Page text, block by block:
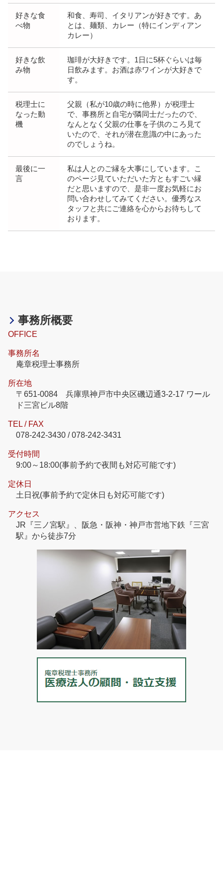
好きな食
べ物
和食、寿司、イタリアンが好きです。あ
とは、麺類、カレー（特にインディアン
カレー）
好きな飲
み物
珈琲が大好きです。1日に5杯ぐらいは毎
日飲みます。お酒は赤ワインが大好きで
す。
税理士に
なった動
機
父親（私が10歳の時に他界）が税理士
で、事務所と自宅が隣同士だったので、
なんとなく父親の仕事を子供のころ見て
いたので、それが潜在意識の中にあった
のでしょうね。
最後に一
言
私は人とのご縁を大事にしています。こ
のページ見ていただいた方ともすごい縁
だと思いますので、是非一度お気軽にお
問い合わせしてみてください。優秀なス
タッフと共にご連絡を心からお待ちして
おります。
事務所概要
OFFICE
事務所名
庵章税理士事務所
所在地
〒651-0084 兵庫県神戸市中央区磯辺通3-2-17 ワール
ド三宮ビル8階
TEL / FAX
078-242-3430 / 078-242-3431
受付時間
9:00～18:00(事前予約で夜間も対応可能です)
定休日
土日祝(事前予約で定休日も対応可能です)
アクセス
JR『三ノ宮駅』、阪急・阪神・神戸市営地下鉄『三宮
駅』から徒歩7分